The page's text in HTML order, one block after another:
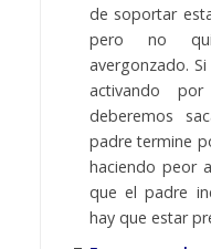
de soportar
pero no
avergonzado.
activando
deberemos
padre termine
haciendo peor
que el padre
hay que estar